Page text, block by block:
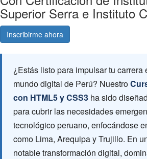
Superior Serra e Instituto
Inscribirme ahora
¿Estás listo para impulsar tu carrera
mundo digital de Perú? Nuestro
con HTML5 y CSS3 ha sido
para cubrir las necesidades
tecnológico peruano, enfocándose
como Lima, Arequipa y Trujillo. En
notable transformación digital,